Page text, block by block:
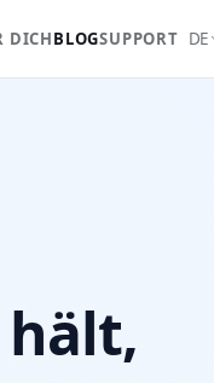
DICHBLOGSUPPORT DE